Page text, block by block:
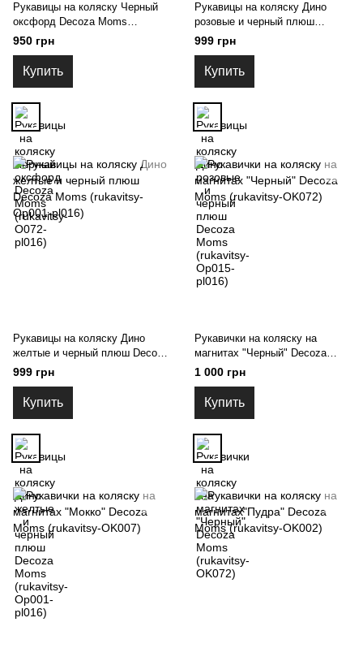
Рукавицы на коляску Черный
оксфорд Decoza Moms
(rukavitsy-O072-pl016)
950 грн
Купить
Рукавицы на коляску Дино
розовые и черный плюш
Decoza Moms (rukavitsy-Op015-
999 грн
Купить
Рукавицы на коляску Дино
желтые и черный плюш Decoza
Moms (rukavitsy-Op001-pl016)
999 грн
Купить
Рукавички на коляску на
магнитах "Черный" Decoza
Moms (rukavitsy-OK072)
1 000 грн
Купить